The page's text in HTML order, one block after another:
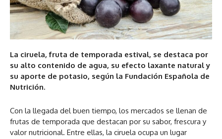
La ciruela, fruta de temporada estival, se destaca por
su alto contenido de agua, su efecto laxante natural y
su aporte de potasio, según la Fundación Española de
Nutrición.
Con la llegada del buen tiempo, los mercados se llenan de
frutas de temporada que destacan por su sabor, frescura y
valor nutricional. Entre ellas, la ciruela ocupa un lugar